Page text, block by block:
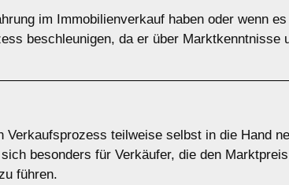
im Immobilienverkauf haben oder wenn
beschleunigen, da er über Marktkenntnisse
teilweise selbst in die Hand
besonders für Verkäufer, die den
führen.